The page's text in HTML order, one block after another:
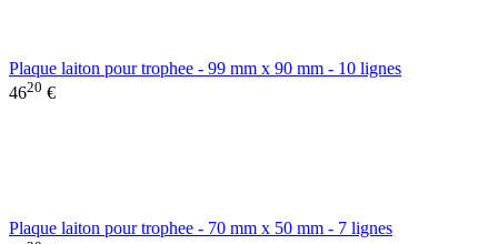
Plaque laiton pour trophee - 99 mm x 90 mm - 10 lignes
4620 €
Plaque laiton pour trophee - 70 mm x 50 mm - 7 lignes